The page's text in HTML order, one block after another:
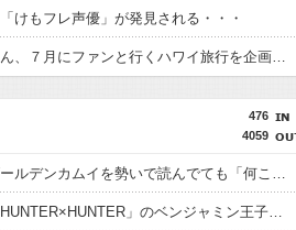
けもフレ声優」が発見される・・・
石原夏織さん、７月にファンと行くハワイ旅行を企画してしまう・・・
476
4059
【画像】ゴールデンカムイを勢いで読んでても「何こいつ…」ってなるシーンｗｗｗｗ
【画像】「HUNTER×HUNTER」のベンジャミン王子、強化系最強説ｗｗｗｗ